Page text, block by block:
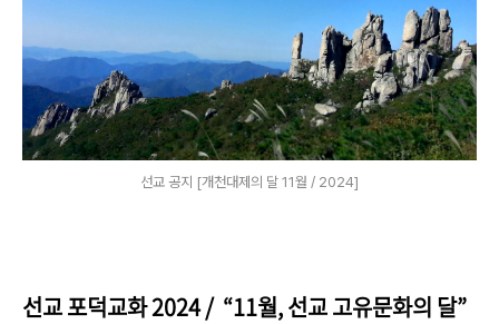
선교 공지 [개천대제의 달 11월 / 2024]
선교 포덕교화 2024 / “11월, 선교 고유문화의 달”